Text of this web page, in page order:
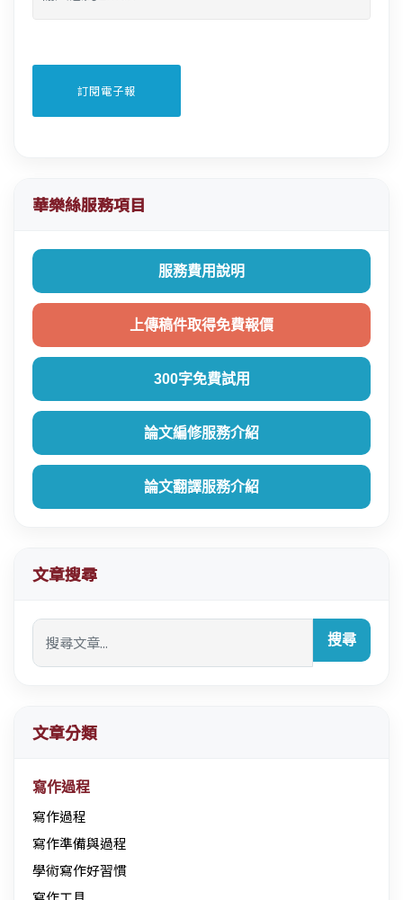
華樂絲服務項目
服務費用說明
上傳稿件取得免費報價
300字免費試用
論文編修服務介紹
論文翻譯服務介紹
文章搜尋
搜尋
文章分類
寫作過程
寫作過程
寫作準備與過程
學術寫作好習慣